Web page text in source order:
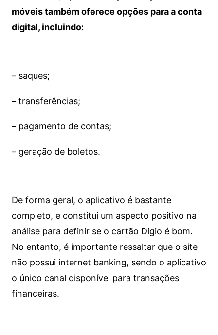
móveis também oferece opções para a conta
digital, incluindo:
– saques;
– transferências;
– pagamento de contas;
– geração de boletos.
De forma geral, o aplicativo é bastante
completo, e constitui um aspecto positivo na
análise para definir se o cartão Digio é bom.
No entanto, é importante ressaltar que o site
não possui internet banking, sendo o aplicativo
o único canal disponível para transações
financeiras.